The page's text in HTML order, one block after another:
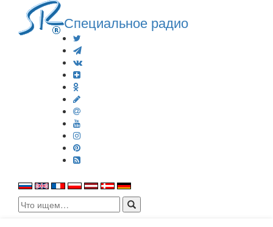
Специальное радио
Search
for: